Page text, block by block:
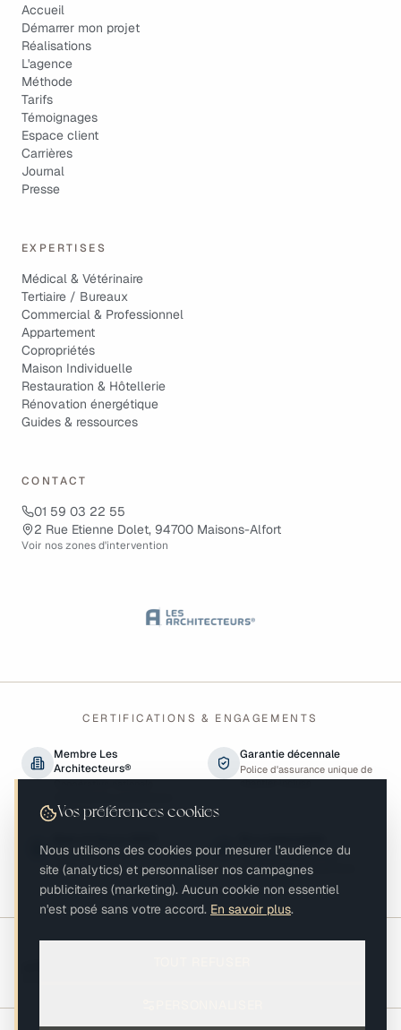
Accueil
Démarrer mon projet
Réalisations
L'agence
Méthode
Tarifs
Témoignages
Espace client
Carrières
Journal
Presse
EXPERTISES
Médical & Vétérinaire
Tertiaire / Bureaux
Commercial & Professionnel
Appartement
Copropriétés
Maison Individuelle
Restauration & Hôtellerie
Rénovation énergétique
Guides & ressources
CONTACT
01 59 03 22 55
2 Rue Etienne Dolet, 94700 Maisons-Alfort
Voir nos zones d'intervention
CERTIFICATIONS & ENGAGEMENTS
Membre Les
Architecteurs®
généraux
Garantie décennale
Police d'assurance unique de
chantier incluse
Reconnu pour la satisfaction
client
Matériaux biosourcés,
performance énergétique,
Vos préférences cookies
Nous utilisons des cookies pour mesurer l'audience du
site (analytics) et personnaliser nos campagnes
publicitaires (marketing). Aucun cookie non essentiel
n'est posé sans votre accord. En savoir plus.